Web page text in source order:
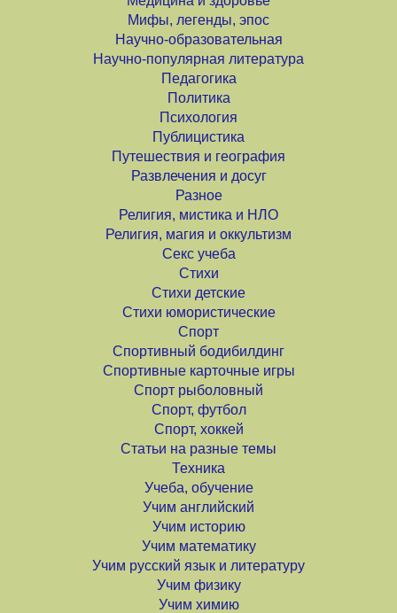
Мифы, легенды, эпос
Научно-образовательная
Научно-популярная литература
Педагогика
Политика
Психология
Публицистика
Путешествия и география
Развлечения и досуг
Разное
Религия, мистика и НЛО
Религия, магия и оккультизм
Секс учеба
Стихи
Стихи детские
Стихи юмористические
Спорт
Спортивный бодибилдинг
Спортивные карточные игры
Спорт рыболовный
Спорт, футбол
Спорт, хоккей
Статьи на разные темы
Техника
Учеба, обучение
Учим английский
Учим историю
Учим математику
Учим русский язык и литературу
Учим физику
Учим химию